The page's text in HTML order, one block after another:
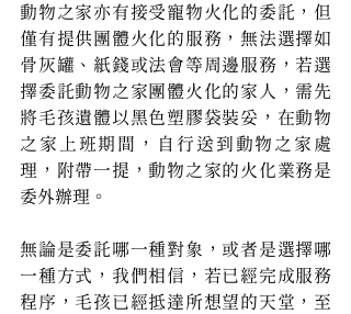
動物之家亦有接受寵物火化的委託，但
僅有提供團體火化的服務，無法選擇如
骨灰罐、紙錢或法會等周邊服務，若選
擇委託動物之家團體火化的家人，需先
將毛孩遺體以黑色塑膠袋裝妥，在動物
之家上班期間，自行送到動物之家處
理，附帶一提，動物之家的火化業務是
委外辦理。
無論是委託哪一種對象，或者是選擇哪
一種方式，我們相信，若已經完成服務
程序，毛孩已經抵達所想望的天堂，至